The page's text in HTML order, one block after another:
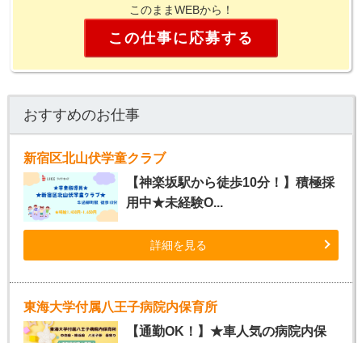
このままWEBから！
この仕事に応募する
おすすめのお仕事
新宿区北山伏学童クラブ
【神楽坂駅から徒歩10分！】積極採
用中★未経験O...
詳細を見る
東海大学付属八王子病院内保育所
【通勤OK！】★車人気の病院内保